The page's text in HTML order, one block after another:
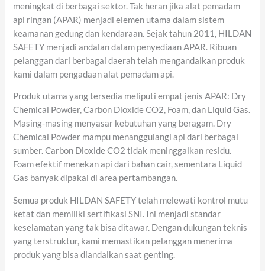
meningkat di berbagai sektor. Tak heran jika alat pemadam
api ringan (APAR) menjadi elemen utama dalam sistem
keamanan gedung dan kendaraan. Sejak tahun 2011, HILDAN
SAFETY menjadi andalan dalam penyediaan APAR. Ribuan
pelanggan dari berbagai daerah telah mengandalkan produk
kami dalam pengadaan alat pemadam api.
Produk utama yang tersedia meliputi empat jenis APAR: Dry
Chemical Powder, Carbon Dioxide CO2, Foam, dan Liquid Gas.
Masing-masing menyasar kebutuhan yang beragam. Dry
Chemical Powder mampu menanggulangi api dari berbagai
sumber. Carbon Dioxide CO2 tidak meninggalkan residu.
Foam efektif menekan api dari bahan cair, sementara Liquid
Gas banyak dipakai di area pertambangan.
Semua produk HILDAN SAFETY telah melewati kontrol mutu
ketat dan memiliki sertifikasi SNI. Ini menjadi standar
keselamatan yang tak bisa ditawar. Dengan dukungan teknis
yang terstruktur, kami memastikan pelanggan menerima
produk yang bisa diandalkan saat genting.